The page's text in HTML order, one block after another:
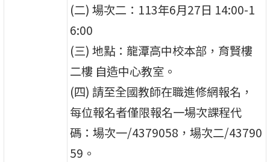
(二) 場次二：113年6月27日 14:00-1
6:00
(三) 地點：龍潭高中校本部，育賢樓
二樓 自造中心教室。
(四) 請至全國教師在職進修網報名，
每位報名者僅限報名一場次課程代
碼：場次一/4379058，場次二/43790
59。